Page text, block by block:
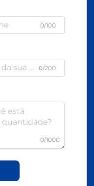
0/100
0/200
0/1000